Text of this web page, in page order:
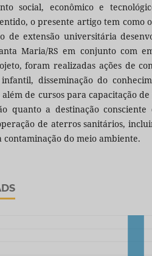
social, econômico e
o presente artigo tem como
de extensão universitária
Maria/RS em conjunto com
foram realizadas ações de
disseminação do
de cursos para capacitação
quanto a destinação
de aterros sanitários,
contaminação do meio ambiente.